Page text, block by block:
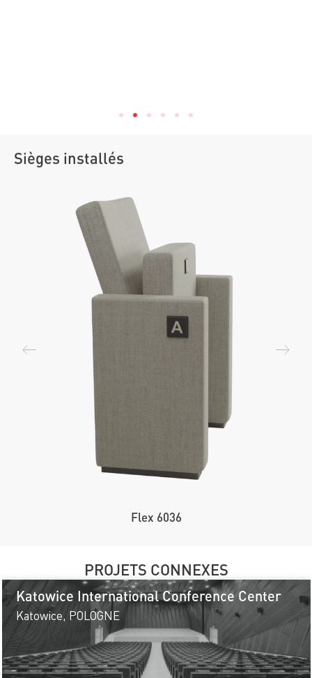
Sièges installés
Flex 6036
PROJETS CONNEXES
Katowice International Conference Center
Katowice, POLOGNE